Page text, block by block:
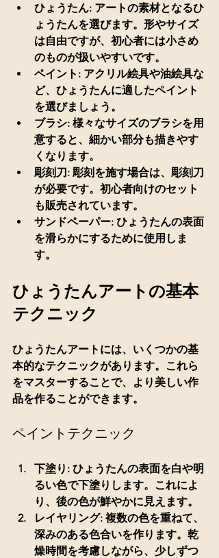
ひょうたん: アートの素材となるひ
ょうたんを選びます。形やサイズ
は自由ですが、初心者には小さめ
のものが扱いやすいです。
ペイント : アクリル絵具や油絵具な
ど、ひょうたんに適したペイント
を選びましょう。
ブラシ: 様々なサイズのブラシを用
意すると、細かい部分も描きやす
くなります。
彫刻刀: 彫刻を施す場合は、彫刻刀
が必要です。初心者向けのセット
も販売されています。
サンドペーパー: ひょうたんの表面
を滑らかにするために使用しま
す。
ひょうたんアートの基本
テクニック
ひょうたんアートには、いくつかの基
本的なテクニックがあります。これら
をマスターすることで、より美しい作
品を作ることができます。
ペイントテクニック
下塗り : ひょうたんの表面を白や明
るい色で下塗りします。これによ
り、後の色が鮮やかに見えます。
レイヤリング: 複数の色を重ねて、
深みのある色合いを作ります。乾
燥時間を考慮しながら、少しずつ